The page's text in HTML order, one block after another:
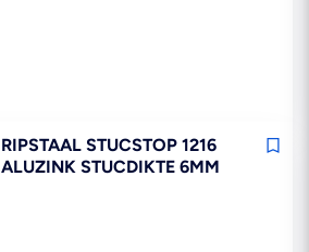
RIPSTAAL STUCSTOP 1216
ALUZINK STUCDIKTE 6MM